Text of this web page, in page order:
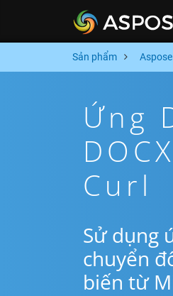
Sản phẩm
Ứng
Curl
Sử dụng
chuyển
biến từ